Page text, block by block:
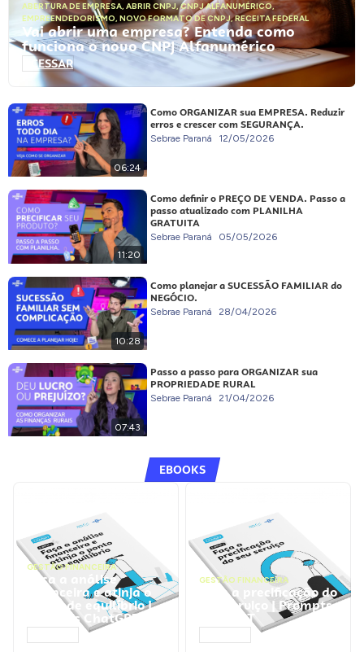
ABERTURA DE EMPRESA, ABRIR CNPJ,CNPJ ALFANUMÉRICO,
EMPREENDEDORISMO, NOVO FORMATO DE CNPJ,RECEITA FEDERAL
Vai abrir uma empresa? Entenda como
funciona o novo CNPJ Alfanumérico
ACESSAR
06:24
Como ORGANIZAR sua EMPRESA. Reduzir
erros e crescer com SEGURANÇA.
Sebrae Paraná 12/05/2026
11:20
Como definir o PREÇO DE VENDA. Passo a
passo atualizado com PLANILHA
GRATUITA
Sebrae Paraná 05/05/2026
10:28
Como planejar a SUCESSÃO FAMILIAR do
NEGÓCIO.
Sebrae Paraná 28/04/2026
07:43
Passo a passo para ORGANIZAR sua
PROPRIEDADE RURAL
Sebrae Paraná 21/04/2026
EBOOKS
GESTÃO FINANCEIRA
Faça a análise
financeira e atinja o
ponto de equilíbrio |
Prompts ChatGPT
GESTÃO FINANCEIRA
Faça a precificação do
seu serviço | Prompts
ChatGPT